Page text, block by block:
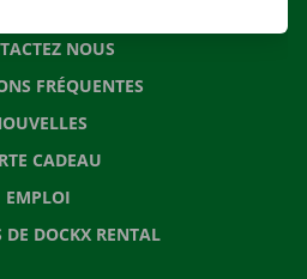
NOUS
FRÉQUENTES
CADEAU
EMPLOI
DE DOCKX RENTAL